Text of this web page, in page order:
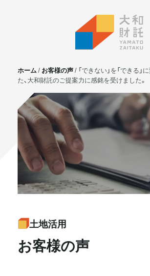
サービス
不動産投資
⼟地活⽤
マンション管理
実需用戸建・マンション
ホテル事業
書籍・メディア
ホーム お客様の声
「できない」を「できる
た、大和財託のご提案力に感銘を受けました。
⼟地活⽤
お客様の声